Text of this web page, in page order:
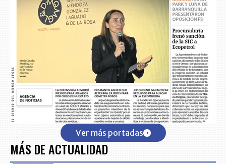
Ver más portadas
MÁS DE ACTUALIDAD